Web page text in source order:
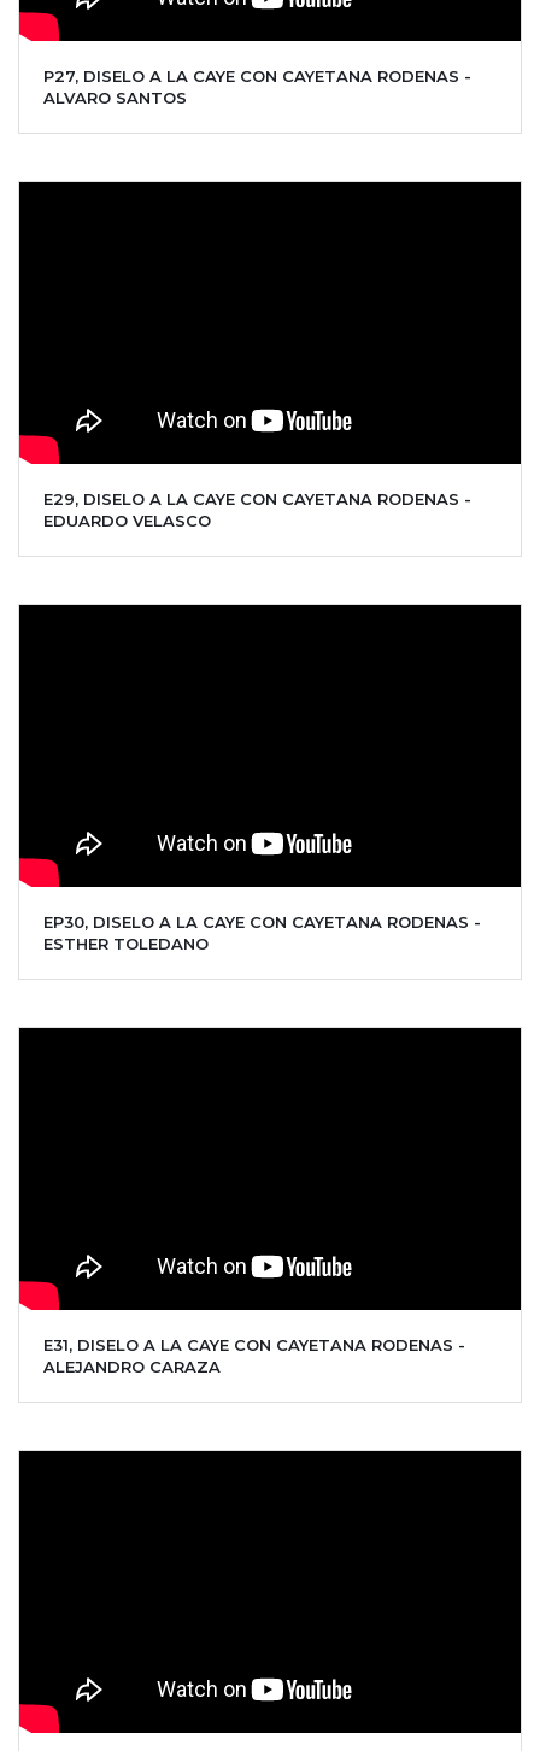
P27, DISELO A LA CAYE CON CAYETANA RODENAS -
ALVARO SANTOS
E29, DISELO A LA CAYE CON CAYETANA RODENAS -
EDUARDO VELASCO
EP30, DISELO A LA CAYE CON CAYETANA RODENAS -
ESTHER TOLEDANO
E31, DISELO A LA CAYE CON CAYETANA RODENAS -
ALEJANDRO CARAZA